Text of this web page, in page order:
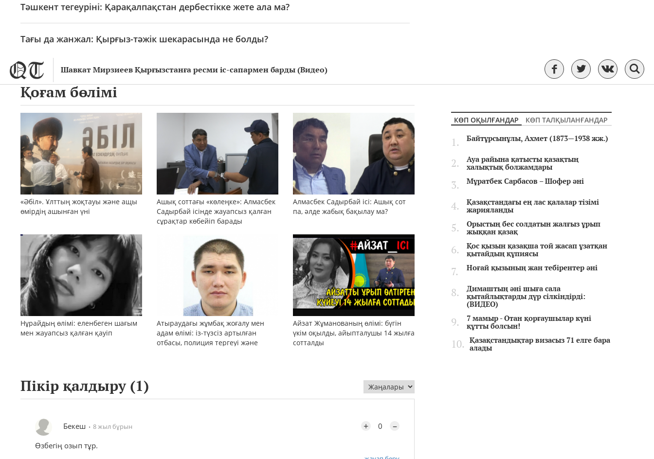
Шавкат Мирзиеев Қырғызстанға ресми іс-сапармен барды (Видео)
Тәшкент тегеуріні: Қарақалпақстан дербестікке жете ала ма?
Тағы да жанжал: Қырғыз-тәжік шекарасында не болды?
Қоғам бөлімі
«Әбіл». Ұлттың жоқтауы және ащы
өмірдің ашынған үні
Ашық соттағы «көлеңке»: Алмасбек
Садырбай ісінде жауапсыз қалған
сұрақтар көбейіп барады
Алмасбек Садырбай ісі: Ашық сот
па, әлде жабық бақылау ма?
Нұрайдың өлімі: еленбеген шағым
мен жауапсыз қалған қауіп
Атыраудағы жұмбақ жоғалу мен
адам өлімі: із-түзсіз артылған
отбасы, полиция тергеуі және
Айзат Жұманованың өлімі: бүгін
үкім оқылды, айыпталушы 14 жылға
сотталды
Пікір қалдыру (1)
Бекеш 8 жыл бұрын + 0 –
Өзбегің озып тұр.
КӨП ОҚЫЛҒАНДАР
КӨП ТАЛҚЫЛАНҒАНДАР
Байтұрсынұлы, Ахмет (1873—1938 жж.)
Ауа райына қатысты қазақтың
халықтық болжамдары
Мұратбек Сарбасов – Шофер әні
Қазақстандағы ең лас қалалар тізімі
жарияланды
Орыстың бес солдатын жалғыз ұрып
жыққан қазақ
Қос қызын қазақша той жасап ұзатқан
қытайдың құпиясы
Ноғай қызының жан тебірентер әні
Димаштың әні шыға сала
қытайлықтарды дүр сілкіндірді:
(ВИДЕО)
7 мамыр - Отан қорғаушылар күні
құтты болсын!
Қазақстандықтар визасыз 71 елге бара
алады